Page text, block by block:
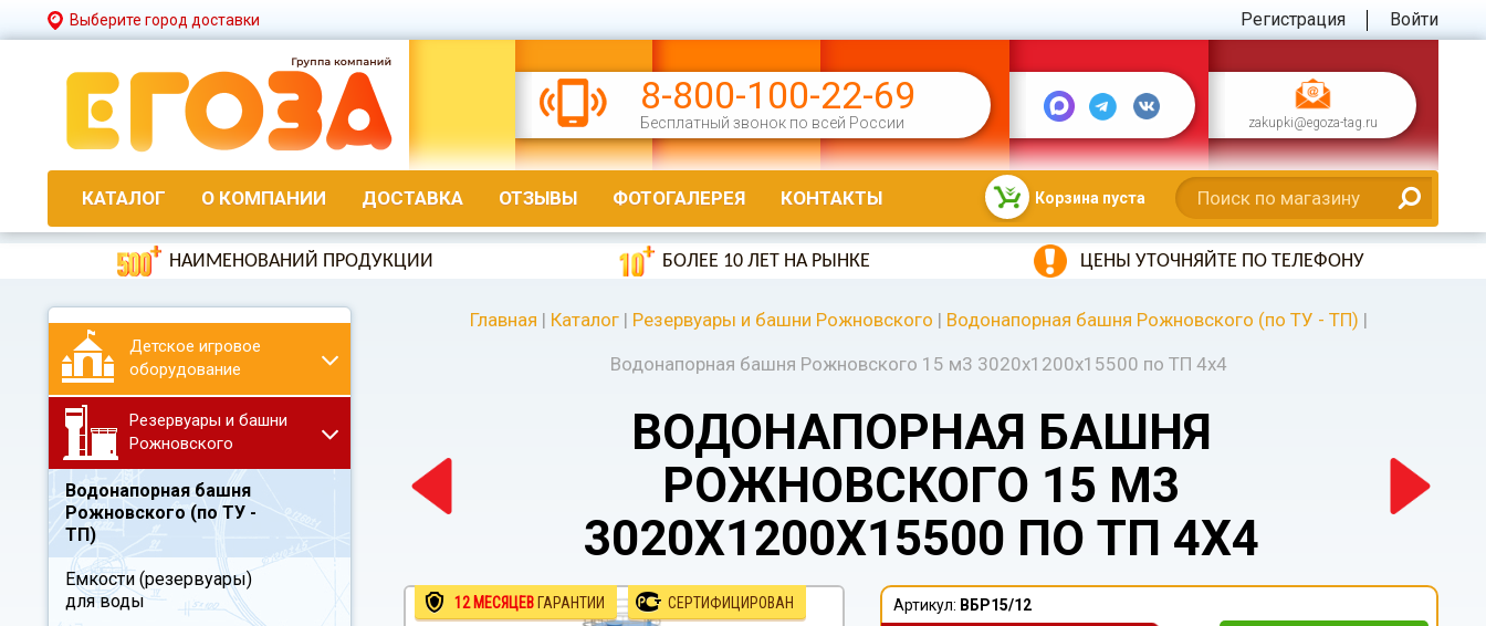
Выберите город доставки Регистрация Войти
8-800-100-22-69
Бесплатный звонок по всей России zakupki@egoza-tag.ru
КАТАЛОГ О КОМПАНИИ ДОСТАВКА ОТЗЫВЫ ФОТОГАЛЕРЕЯ КОНТАКТЫ Корзина пуста
НАИМЕНОВАНИЙ ПРОДУКЦИИ БОЛЕЕ 10 ЛЕТ НА РЫНКЕ ЦЕНЫ УТОЧНЯЙТЕ ПО ТЕЛЕФОНУ
Детское игровое
оборудование
Резервуары и башни
Рожновского
Водонапорная башня
Рожновского (по ТУ -
ТП)
Емкости (резервуары)
для воды
Главная | Каталог | Резервуары и башни Рожновского | Водонапорная башня Рожновского (по ТУ - ТП) |
Водонапорная башня Рожновского 15 м3 3020х1200х15500 по ТП 4х4
ВОДОНАПОРНАЯ БАШНЯ
РОЖНОВСКОГО 15 М3
3020Х1200Х15500 ПО ТП 4Х4
12 МЕСЯЦЕВ ГАРАНТИИ СЕРТИФИЦИРОВАН Артикул: ВБР15/12